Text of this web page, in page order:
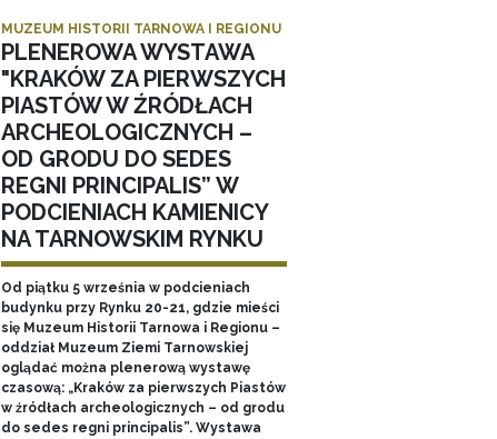
MUZEUM HISTORII TARNOWA I REGIONU
PLENEROWA WYSTAWA
"KRAKÓW ZA PIERWSZYCH
PIASTÓW W ŹRÓDŁACH
ARCHEOLOGICZNYCH –
OD GRODU DO SEDES
REGNI PRINCIPALIS” W
PODCIENIACH KAMIENICY
NA TARNOWSKIM RYNKU
Od piątku 5 września w podcieniach
budynku przy Rynku 20-21, gdzie mieści
się Muzeum Historii Tarnowa i Regionu –
oddział Muzeum Ziemi Tarnowskiej
oglądać można plenerową wystawę
czasową: „Kraków za pierwszych Piastów
w źródłach archeologicznych – od grodu
do sedes regni principalis”. Wystawa